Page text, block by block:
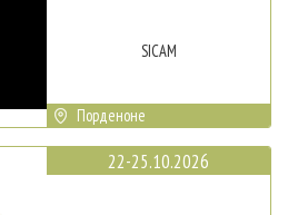
SICAM
Порденоне
22-25.10.2026